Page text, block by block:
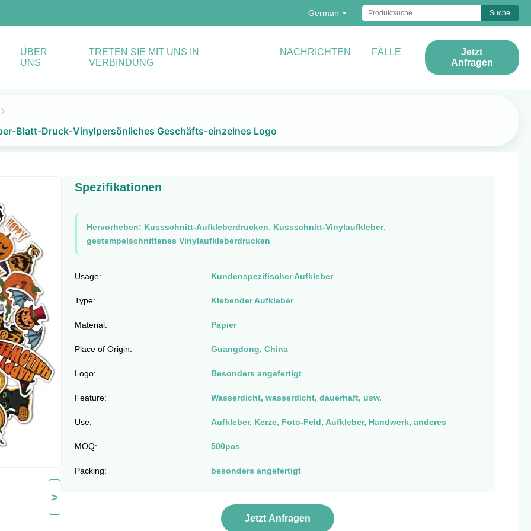
German Suche
ÜBER
UNS
TRETEN SIE MIT UNS IN
VERBINDUNG
NACHRICHTEN FÄLLE
Jetzt
Anfragen
Blatt-Druck-Vinylpersönliches Geschäfts-einzelnes Logo
>
Spezifikationen
Hervorheben: Kussschnitt-Aufkleberdrucken Kussschnitt-Vinylaufkleber,
gestempelschnittenes Vinylaufkleberdrucken
Usage: Kundenspezifischer Aufkleber
Type: Klebender Aufkleber
Material: Papier
Place of Origin: Guangdong, China
Logo: Besonders angefertigt
Feature: Wasserdicht, wasserdicht, dauerhaft, usw.
Use: Aufkleber, Kerze, Foto-Feld, Aufkleber, Handwerk, anderes
MOQ: 500pcs
Packing: besonders angefertigt
Jetzt Anfragen